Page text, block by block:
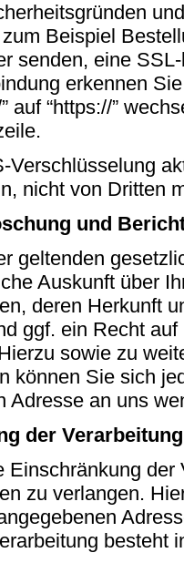
Beispiel
senden, eine
erkennen
auf “https://”
Verschlüsselung
nicht von Dritten
und
geltenden
Auskunft über
deren Herkunft
ggf. ein Recht
sowie zu
können Sie sich
Adresse an uns
der Verarbeitung
Einschränkung der
zu verlangen.
besteht